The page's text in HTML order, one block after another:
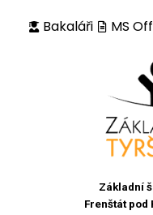
Bakaláři MS
Základní
Frenštát pod